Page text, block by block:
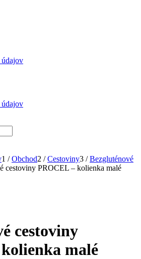
údajov
údajov
1 / Obchod2 / Cestoviny3 / Bezgluténové
cestoviny PROCEL – kolienka malé
cestoviny
malé